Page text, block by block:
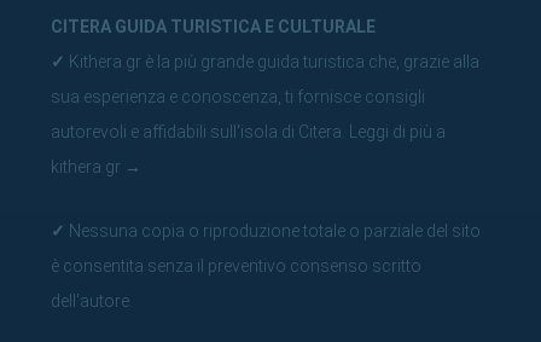
CITERA GUIDA TURISTICA E CULTURALE
✓ Kithera.gr è la più grande guida turistica che, grazie alla
sua esperienza e conoscenza, ti fornisce consigli
autorevoli e affidabili sull'isola di Citera.
Leggi di più a
kithera.gr →
✓ Nessuna copia o riproduzione totale o parziale del sito
è consentita senza il preventivo consenso scritto
dell'autore.